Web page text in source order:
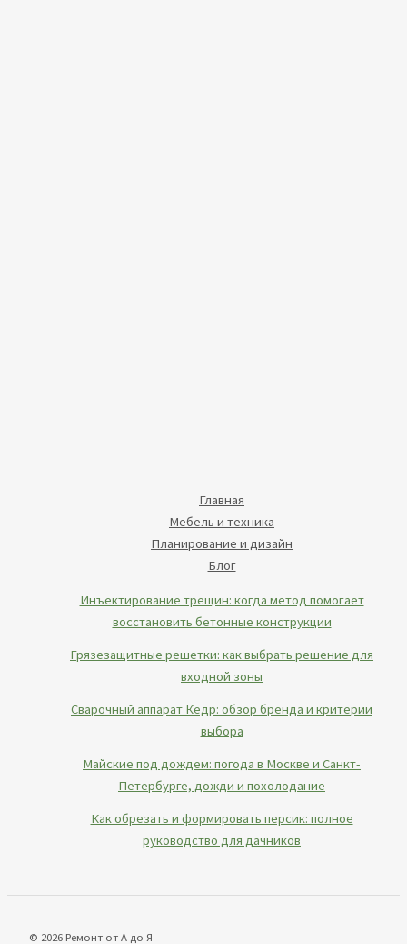
Главная
Мебель и техника
Планирование и дизайн
Блог
Инъектирование трещин: когда метод помогает
восстановить бетонные конструкции
Грязезащитные решетки: как выбрать решение для
входной зоны
Сварочный аппарат Кедр: обзор бренда и критерии
выбора
Майские под дождем: погода в Москве и Санкт-
Петербурге, дожди и похолодание
Как обрезать и формировать персик: полное
руководство для дачников
© 2026 Ремонт от А до Я